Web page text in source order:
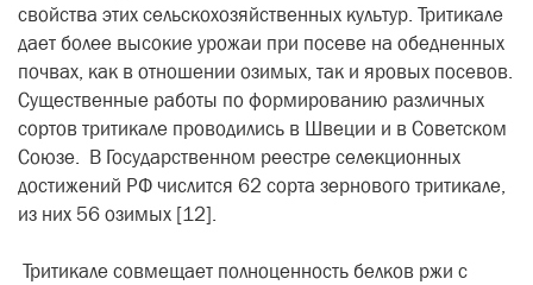
свойства этих сельскохозяйственных культур. Тритикале
дает более высокие урожаи при посеве на обедненных
почвах, как в отношении озимых, так и яровых посевов.
Существенные работы по формированию различных
сортов тритикале проводились в Швеции и в Советском
Союзе. В Государственном реестре селекционных
достижений РФ числится 62 сорта зернового тритикале,
из них 56 озимых [12].
Тритикале совмещает полноценность белков ржи с